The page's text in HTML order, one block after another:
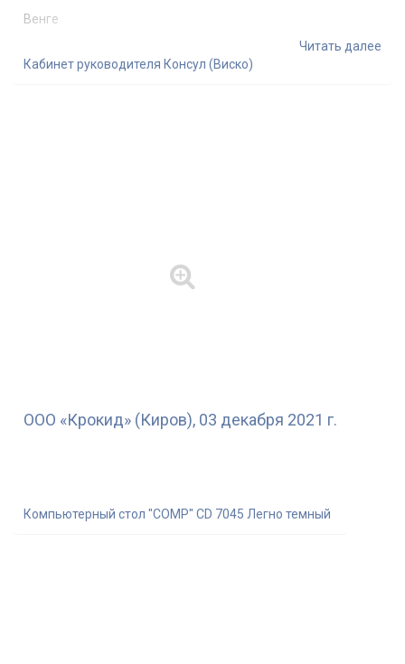
Венге
Читать далее
Кабинет руководителя Консул (Виско)
ООО «Крокид» (Киров), 03 декабря 2021 г.
Компьютерный стол "COMP" CD 7045 Легно темный